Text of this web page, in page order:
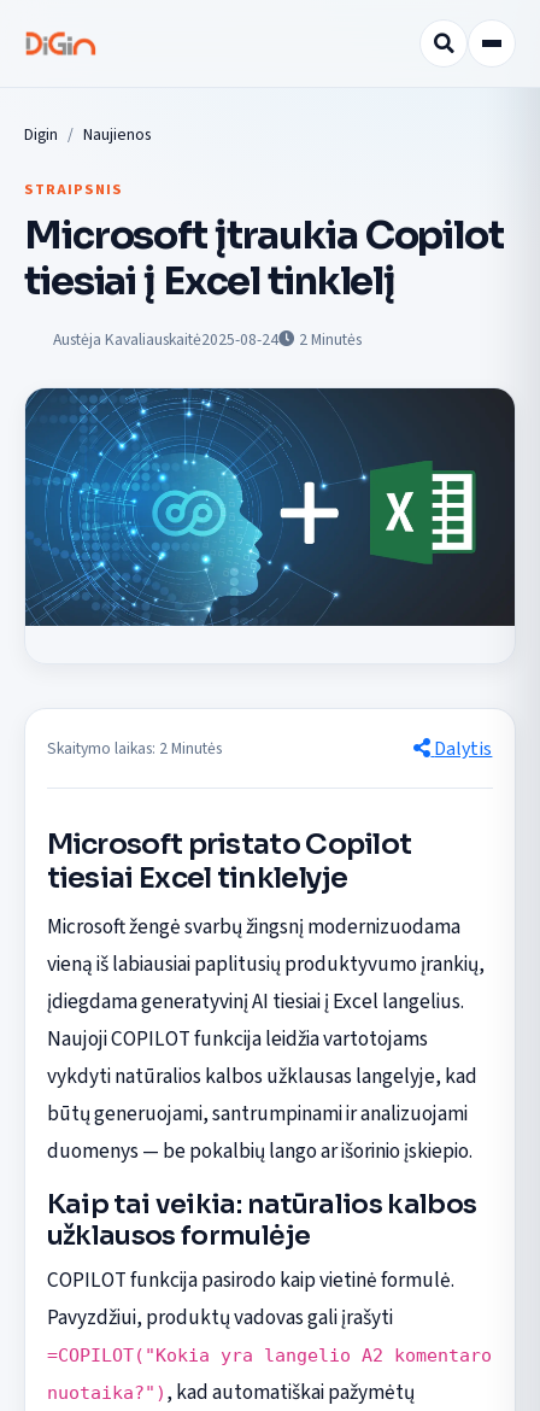
Digin Naujienos
STRAIPSNIS
Microsoft įtraukia Copilot
tiesiai į Excel tinklelį
Austėja Kavaliauskaitė2025-08-24 2Minutės
Skaitymo laikas: 2 Minutės Dalytis
Microsoft pristato Copilot
tiesiai Excel tinklelyje
Microsoft žengė svarbų žingsnį modernizuodama
vieną iš labiausiai paplitusių produktyvumo įrankių,
įdiegdama generatyvinį AI tiesiai į Excel langelius.
Naujoji COPILOT funkcija leidžia vartotojams
vykdyti natūralios kalbos užklausas langelyje, kad
būtų generuojami, santrumpinami ir analizuojami
duomenys — be pokalbių lango ar išorinio įskiepio.
Kaip tai veikia: natūralios kalbos
užklausos formulėje
COPILOT funkcija pasirodo kaip vietinė formulė.
Pavyzdžiui, produktų vadovas gali įrašyti
=COPILOT("Kokia yra langelio A2 komentaro
nuotaika?") , kad automatiškai pažymėtų